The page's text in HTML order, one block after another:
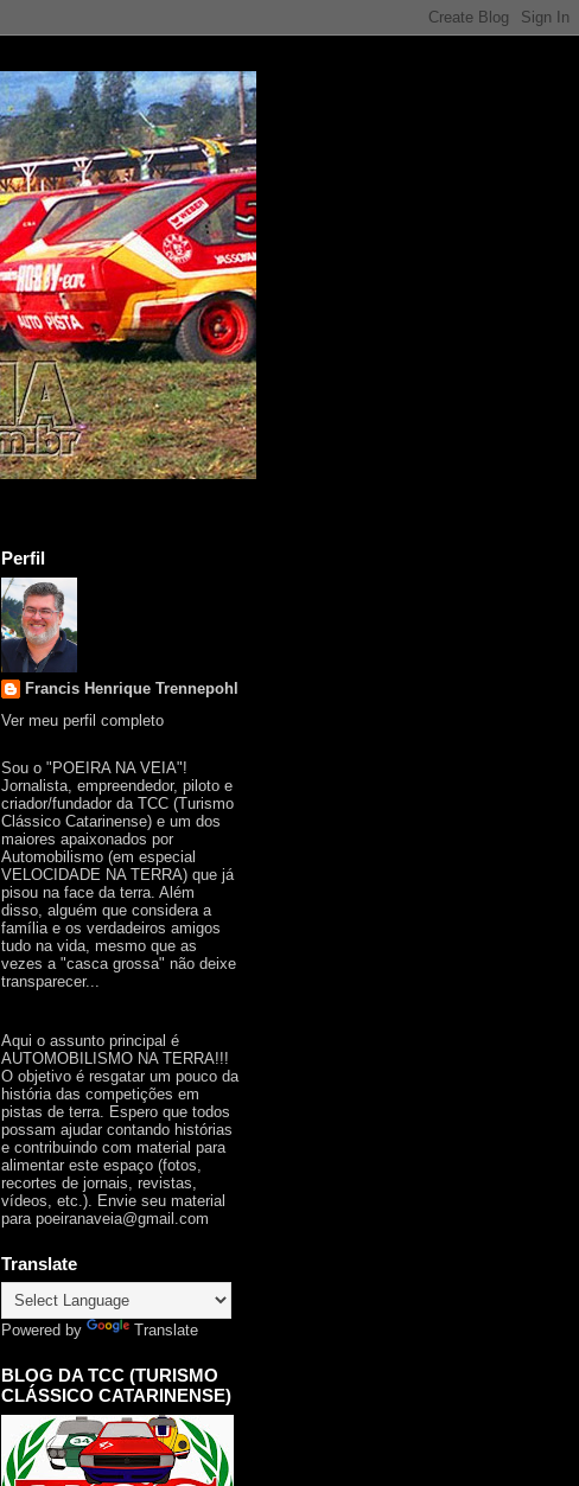
Perfil
Francis Henrique Trennepohl
Ver meu perfil completo
Sou o "POEIRA NA VEIA"!
Jornalista, empreendedor, piloto e
criador/fundador da TCC (Turismo
Clássico Catarinense) e um dos
maiores apaixonados por
Automobilismo (em especial
VELOCIDADE NA TERRA) que já
pisou na face da terra. Além
disso, alguém que considera a
família e os verdadeiros amigos
tudo na vida, mesmo que as
vezes a "casca grossa" não deixe
transparecer...
Aqui o assunto principal é
AUTOMOBILISMO NA TERRA!!!
O objetivo é resgatar um pouco da
história das competições em
pistas de terra. Espero que todos
possam ajudar contando histórias
e contribuindo com material para
alimentar este espaço (fotos,
recortes de jornais, revistas,
vídeos, etc.). Envie seu material
para poeiranaveia@gmail.com
Translate
Powered by Translate
BLOG DA TCC (TURISMO
CLÁSSICO CATARINENSE)